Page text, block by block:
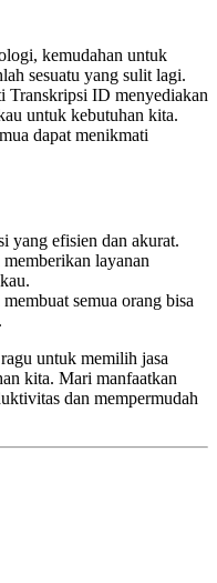
kemudahan untuk
sesuatu yang sulit lagi.
Transkripsi ID menyediakan
untuk kebutuhan kita.
dapat menikmati
yang efisien dan akurat.
layanan
semua orang bisa
untuk memilih jasa
kita. Mari manfaatkan
dan mempermudah